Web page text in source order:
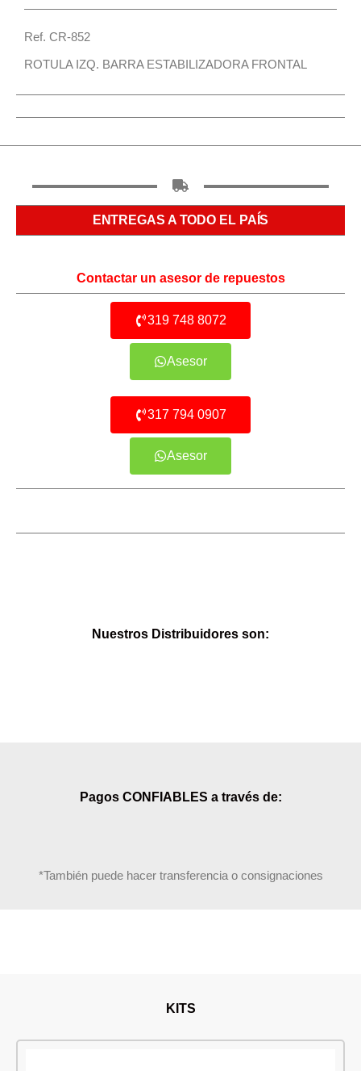
Ref. CR-852
ROTULA IZQ. BARRA ESTABILIZADORA FRONTAL
ENTREGAS A TODO EL PAÍS
Contactar un asesor de repuestos
319 748 8072
Asesor
317 794 0907
Asesor
Nuestros Distribuidores son:
Pagos CONFIABLES a través de:
*También puede hacer transferencia o consignaciones
KITS